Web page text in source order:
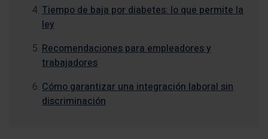
Tiempo de baja por diabetes: lo que permite la
ley
Recomendaciones para empleadores y
trabajadores
Cómo garantizar una integración laboral sin
discriminación